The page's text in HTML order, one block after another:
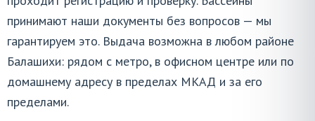
принимают наши документы без вопросов — мы
гарантируем это. Выдача возможна в любом районе
Балашихи: рядом с метро, в офисном центре или по
домашнему адресу в пределах МКАД и за его
пределами.